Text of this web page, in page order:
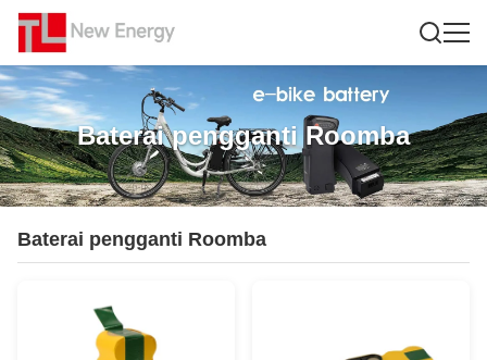
Baterai pengganti Roomba
Baterai pengganti Roomba